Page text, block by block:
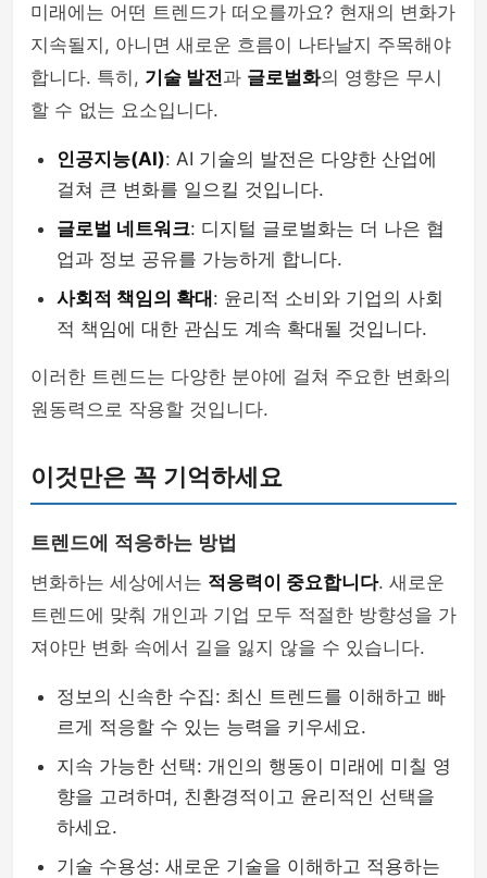
미래에는 어떤 트렌드가 떠오를까요? 현재의 변화가
지속될지, 아니면 새로운 흐름이 나타날지 주목해야
합니다. 특히, 기술 발전과 글로벌화의 영향은 무시
할 수 없는 요소입니다.
인공지능(AI): AI 기술의 발전은 다양한 산업에
걸쳐 큰 변화를 일으킬 것입니다.
글로벌 네트워크: 디지털 글로벌화는 더 나은 협
업과 정보 공유를 가능하게 합니다.
사회적 책임의 확대 : 윤리적 소비와 기업의 사회
적 책임에 대한 관심도 계속 확대될 것입니다.
이러한 트렌드는 다양한 분야에 걸쳐 주요한 변화의
원동력으로 작용할 것입니다.
이것만은 꼭 기억하세요
트렌드에 적응하는 방법
변화하는 세상에서는 적응력이 중요합니다. 새로운
트렌드에 맞춰 개인과 기업 모두 적절한 방향성을 가
져야만 변화 속에서 길을 잃지 않을 수 있습니다.
정보의 신속한 수집: 최신 트렌드를 이해하고 빠
르게 적응할 수 있는 능력을 키우세요.
지속 가능한 선택: 개인의 행동이 미래에 미칠 영
향을 고려하며, 친환경적이고 윤리적인 선택을
하세요.
기술 수용성: 새로운 기술을 이해하고 적용하는